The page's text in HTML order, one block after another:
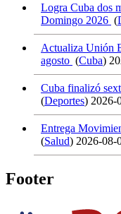
Logra Cuba dos
Domingo 2026 (
Actualiza Unión
agosto (Cuba)
Cuba finalizó
(Deportes) 2026-
Entrega
(Salud) 2026-08-
Footer